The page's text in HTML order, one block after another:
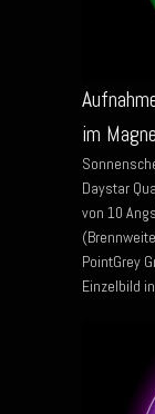
im
Daystar
von 10
PointGrey
Einzelbild